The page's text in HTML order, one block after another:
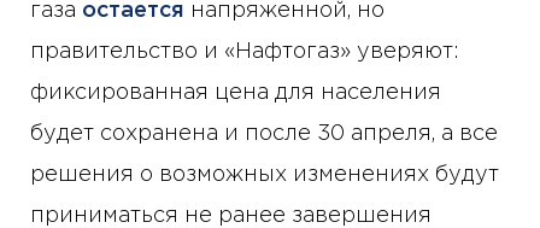
газа остается напряженной, но
правительство и «Нафтогаз» уверяют:
фиксированная цена для населения
будет сохранена и после 30 апреля, а все
решения о возможных изменениях будут
приниматься не ранее завершения